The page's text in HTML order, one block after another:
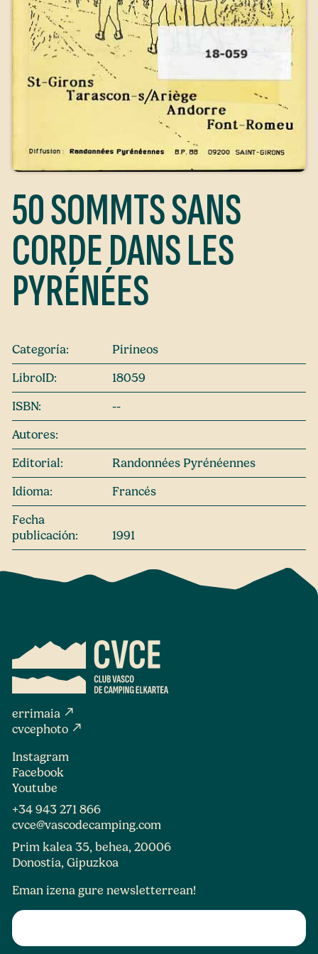
50 SOMMTS SANS
CORDE DANS LES
PYRÉNÉES
Categoría:
Pirineos
LibroID:
18059
ISBN:
--
Autores:
Editorial:
Randonnées Pyrénéennes
Idioma:
Francés
Fecha
publicación:
1991
errimaia north_east
cvcephoto north_east
Instagram
Facebook
Youtube
+34 943 271 866
cvce@vascodecamping.com
Prim kalea 35, behea, 20006
Donostia, Gipuzkoa
Eman izena gure newsletterrean!